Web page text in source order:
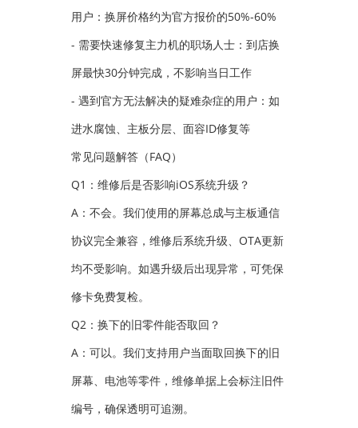
用户：换屏价格约为官方报价的50%-60%
- 需要快速修复主力机的职场人士：到店换
屏最快30分钟完成，不影响当日工作
- 遇到官方无法解决的疑难杂症的用户：如
进水腐蚀、主板分层、面容ID修复等
常见问题解答（FAQ）
Q1：维修后是否影响iOS系统升级？
A：不会。我们使用的屏幕总成与主板通信
协议完全兼容，维修后系统升级、OTA更新
均不受影响。如遇升级后出现异常，可凭保
修卡免费复检。
Q2：换下的旧零件能否取回？
A：可以。我们支持用户当面取回换下的旧
屏幕、电池等零件，维修单据上会标注旧件
编号，确保透明可追溯。